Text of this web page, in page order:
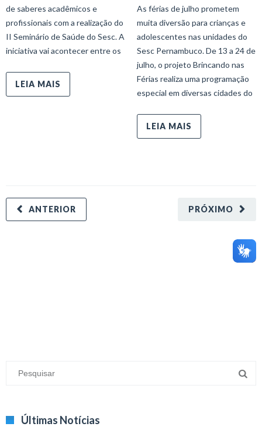
de saberes acadêmicos e
profissionais com a realização do
II Seminário de Saúde do Sesc. A
iniciativa vai acontecer entre os
LEIA MAIS
As férias de julho prometem
muita diversão para crianças e
adolescentes nas unidades do
Sesc Pernambuco. De 13 a 24 de
julho, o projeto Brincando nas
Férias realiza uma programação
especial em diversas cidades do
LEIA MAIS
PRÓXIMO
ANTERIOR
Últimas Notícias